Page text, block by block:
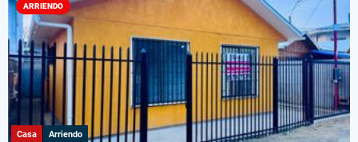
ARRIENDO
Casa Arriendo